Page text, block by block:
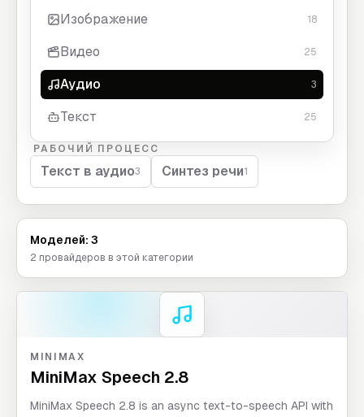
Изображение 18
Видео 25
Аудио 3
Текст 25
РАБОЧИЙ ПРОЦЕСС
Текст в аудио3 Синтез речи1
Моделей: 3
2 провайдеров в этой категории
MINIMAX
MiniMax Speech 2.8
MiniMax Speech 2.8 is an async text-to-speech API with